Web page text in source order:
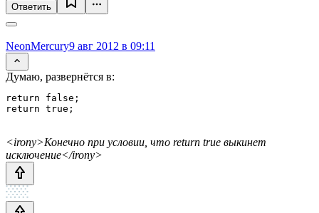
Ответить
NeonMercury9 авг 2012 в 09:11
Думаю, развернётся в:
return false;
<irony>Конечно при условии, что return true выкинет
исключение</irony>